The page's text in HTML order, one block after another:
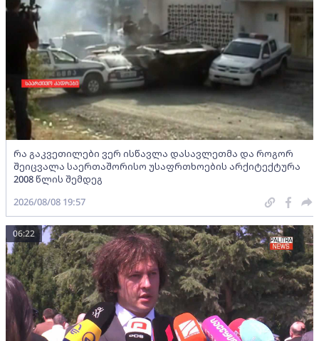
რა გაკვეთილები ვერ ისწავლა დასავლეთმა და როგორ
შეიცვალა საერთაშორისო უსაფრთხოების არქიტექტურა
2008 წლის შემდეგ
2026/08/08 19:57
06:22